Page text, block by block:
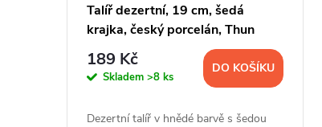
Talíř dezertní, 19 cm, šedá
krajka, český porcelán, Thun
189 Kč
Skladem >8 ks
DO KOŠÍKU
Dezertní talíř v hnědé barvě s šedou